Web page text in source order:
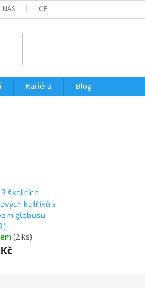
NÁS CERTIFIKÁTY A NÁVODY
Kariéra
Blog
školních
kufříků s
globusu
(2 ks)